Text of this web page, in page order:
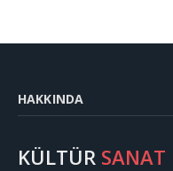
HAKKINDA
KÜLTÜR SANAT